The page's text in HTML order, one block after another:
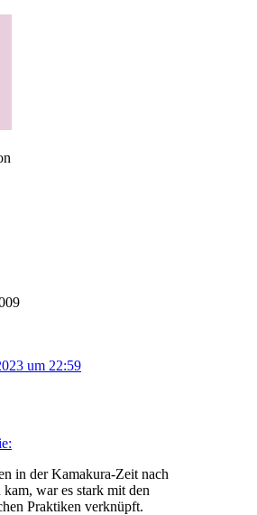
um 22:59
in der Kamakura-Zeit nach
kam, war es stark mit den
Praktiken verknüpft.